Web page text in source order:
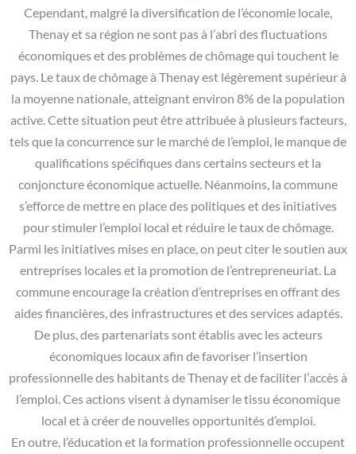
Cependant, malgré la diversification de l’économie locale,
Thenay et sa région ne sont pas à l’abri des fluctuations
économiques et des problèmes de chômage qui touchent le
pays. Le taux de chômage à Thenay est légèrement supérieur à
la moyenne nationale, atteignant environ 8% de la population
active. Cette situation peut être attribuée à plusieurs facteurs,
tels que la concurrence sur le marché de l’emploi, le manque de
qualifications spécifiques dans certains secteurs et la
conjoncture économique actuelle. Néanmoins, la commune
s’efforce de mettre en place des politiques et des initiatives
pour stimuler l’emploi local et réduire le taux de chômage.
Parmi les initiatives mises en place, on peut citer le soutien aux
entreprises locales et la promotion de l’entrepreneuriat. La
commune encourage la création d’entreprises en offrant des
aides financières, des infrastructures et des services adaptés.
De plus, des partenariats sont établis avec les acteurs
économiques locaux afin de favoriser l’insertion
professionnelle des habitants de Thenay et de faciliter l’accès à
l’emploi. Ces actions visent à dynamiser le tissu économique
local et à créer de nouvelles opportunités d’emploi.
En outre, l’éducation et la formation professionnelle occupent